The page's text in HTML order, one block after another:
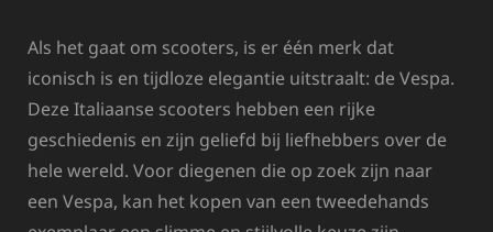
Als het gaat om scooters, is er één merk dat
iconisch is en tijdloze elegantie uitstraalt: de Vespa.
Deze Italiaanse scooters hebben een rijke
geschiedenis en zijn geliefd bij liefhebbers over de
hele wereld. Voor diegenen die op zoek zijn naar
een Vespa, kan het kopen van een tweedehands